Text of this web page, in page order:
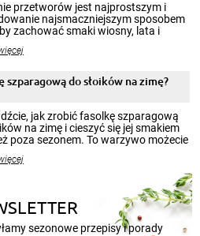
przetworów jest najprostszym i
najsmaczniejszym sposobem
zachować smaki wiosny, lata i
by cieszyć nimi oko w sezonie
atmosferę cieplejszych
Przygotowanie słoików ze
które pozwolą zachować świeżość
do słoików na zimę?
jak zrobić fasolkę szparagową
na zimę i cieszyć się jej smakiem
poza sezonem. To warzywo możecie
sezonowe przepisy i porady